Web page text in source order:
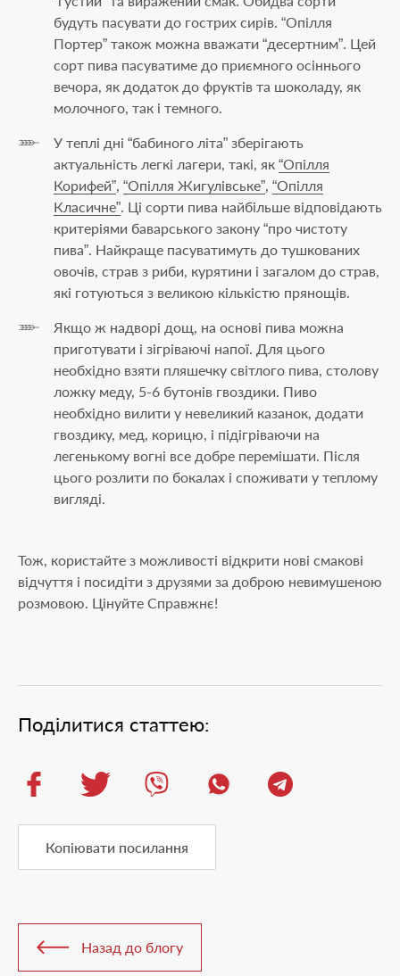
будуть пасувати до гострих сирів. “Опілля
Портер” також можна вважати “десертним”. Цей
сорт пива пасуватиме до приємного осіннього
вечора, як додаток до фруктів та шоколаду, як
молочного, так і темного.
У теплі дні “бабиного літа” зберігають
актуальність легкі лагери, такі, як “Опілля
Корифей” “Опілля Жигулівське” “Опілля
Класичне” . Ці сорти пива найбільше відповідають
критеріями баварського закону “про чистоту
пива”. Найкраще пасуватимуть до тушкованих
овочів, страв з риби, курятини і загалом до страв,
які готуються з великою кількістю прянощів.
Якщо ж надворі дощ, на основі пива можна
приготувати і зігріваючі напої. Для цього
необхідно взяти пляшечку світлого пива, столову
ложку меду, 5-6 бутонів гвоздики. Пиво
необхідно вилити у невеликий казанок, додати
гвоздику, мед, корицю, і підігріваючи на
легенькому вогні все добре перемішати. Після
цього розлити по бокалах і споживати у теплому
вигляді.
Тож, користайте з можливості відкрити нові смакові
відчуття і посидіти з друзями за доброю невимушеною
розмовою. Цінуйте Справжнє!
Поділитися статтею:
Копіювати посилання
Назад до блогу